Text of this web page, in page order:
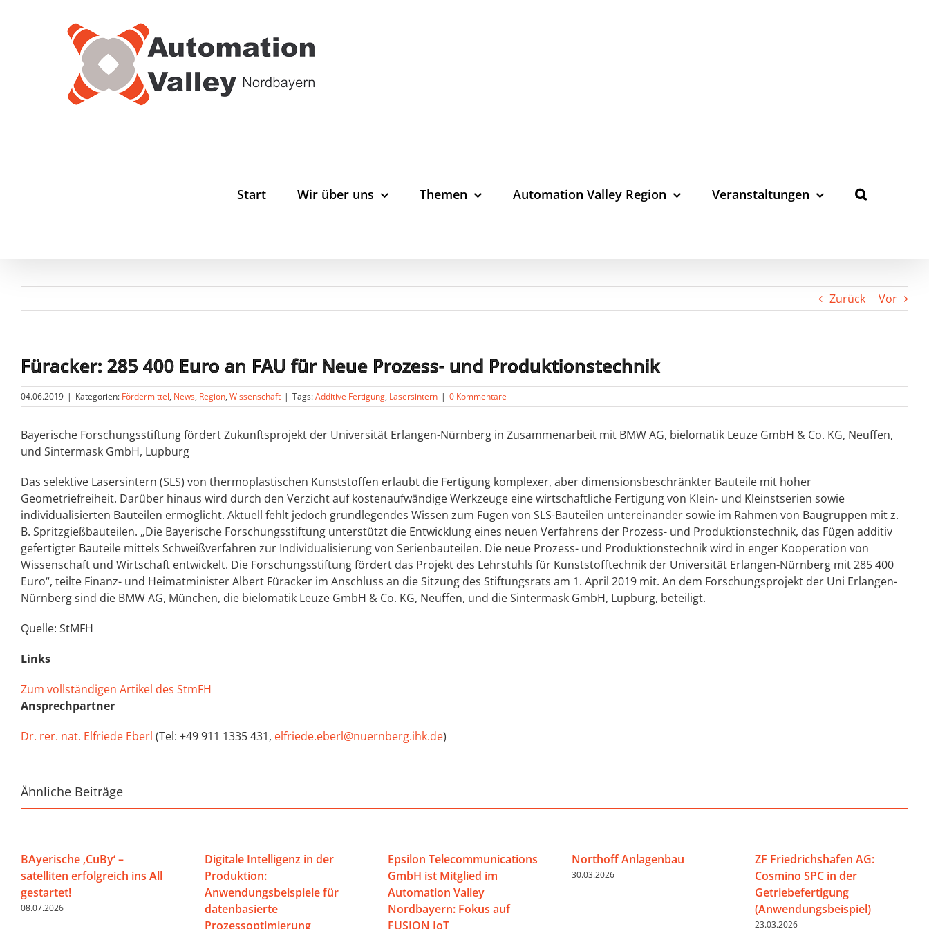
Start Wir über uns Themen Automation Valley Region Veranstaltungen
Zurück Vor
Füracker: 285 400 Euro an FAU für Neue Prozess- und Produktionstechnik
04.06.2019 | Kategorien: Fördermittel, News, Region, Wissenschaft | Tags:Additive Fertigung, Lasersintern | 0 Kommentare
Bayerische Forschungsstiftung fördert Zukunftsprojekt der Universität Erlangen-Nürnberg in Zusammenarbeit mit BMW AG, bielomatik Leuze GmbH & Co. KG, Neuffen,
und Sintermask GmbH, Lupburg
Das selektive Lasersintern (SLS) von thermoplastischen Kunststoffen erlaubt die Fertigung komplexer, aber dimensionsbeschränkter Bauteile mit hoher
Geometriefreiheit. Darüber hinaus wird durch den Verzicht auf kostenaufwändige Werkzeuge eine wirtschaftliche Fertigung von Klein- und Kleinstserien sowie
individualisierten Bauteilen ermöglicht. Aktuell fehlt jedoch grundlegendes Wissen zum Fügen von SLS-Bauteilen untereinander sowie im Rahmen von Baugruppen mit z.
B. Spritzgießbauteilen. „Die Bayerische Forschungsstiftung unterstützt die Entwicklung eines neuen Verfahrens der Prozess- und Produktionstechnik, das Fügen additiv
gefertigter Bauteile mittels Schweißverfahren zur Individualisierung von Serienbauteilen. Die neue Prozess- und Produktionstechnik wird in enger Kooperation von
Wissenschaft und Wirtschaft entwickelt. Die Forschungsstiftung fördert das Projekt des Lehrstuhls für Kunststofftechnik der Universität Erlangen-Nürnberg mit 285 400
Euro“, teilte Finanz- und Heimatminister Albert Füracker im Anschluss an die Sitzung des Stiftungsrats am 1. April 2019 mit. An dem Forschungsprojekt der Uni Erlangen-
Nürnberg sind die BMW AG, München, die bielomatik Leuze GmbH & Co. KG, Neuffen, und die Sintermask GmbH, Lupburg, beteiligt.
Quelle: StMFH
Links
Zum vollständigen Artikel des StmFH
Ansprechpartner
Dr. rer. nat. Elfriede Eberl (Tel: +49 911 1335 431, elfriede.eberl@nuernberg.ihk.de)
Ähnliche Beiträge
BAyerische ‚CuBy‘ –
satelliten erfolgreich ins All
gestartet!
08.07.2026
Digitale Intelligenz in der
Produktion:
Anwendungsbeispiele für
datenbasierte
Prozessoptimierung
Epsilon Telecommunications
GmbH ist Mitglied im
Automation Valley
Nordbayern: Fokus auf
FUSION IoT
Northoff Anlagenbau
30.03.2026
ZF Friedrichshafen AG:
Cosmino SPC in der
Getriebefertigung
(Anwendungsbeispiel)
23.03.2026